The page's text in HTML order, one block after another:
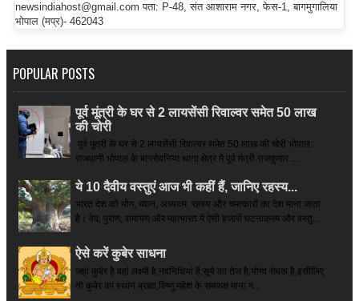
newsindiahost@gmail.com पता: P-48, संत आशाराम नगर, फेस-1, बागमुगालिया
भोपाल (मप्र)- 462043
POPULAR POSTS
पूर्व मूंत्री के घर से 2 लायसेंसी रिवाल्वर समेत 50 लाख
की चोरी
पूर्व मूंत्री के घर से 2 लायसेंसी रिवाल्वर समेत 50 लाख की चोरी भोपाल:
राजधानी भोपाल के बागसेवनिया थाना क्षेत्र में पूर्व मंत्री राजकुमार ...
ये 10 दैवीय वस्तुएं आज भी कहीं हैं, जानिए रहस्य...
भारत देश को योग, ध्यान, अध्यात्म, रहस्य और चमत्कारों का देश माना जाता
है। वेद, पुराण, रामायण और महाभारत में ऐसी हजारों घटनाक्रम और वस्तु...
ऐसे करें कुबेर साधना
जहां कुबेर है­ वहां लक्ष्मी है,नवनिधियां हैं,सूर्य का तेज है,योग्य सेवक है,इसीलिए
तो कुबेर का स्थान ब्रह्मा,विष्णु,महेश के समकक्ष माना ग...